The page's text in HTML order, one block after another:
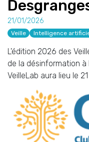
21/01/2026
Veille Intelligence
L'édition 2026 des
de la désinformation à
VeilleLab aura lieu le